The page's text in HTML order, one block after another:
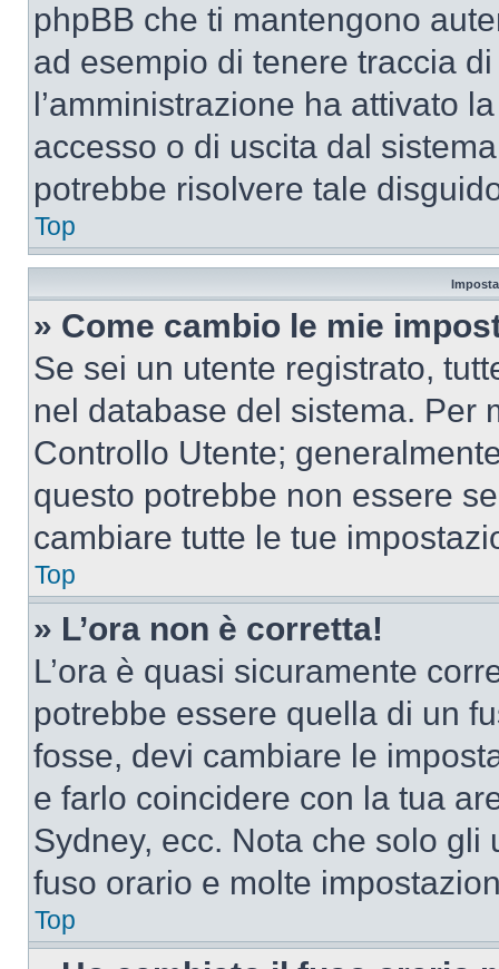
phpBB che ti mantengono
ad esempio di tenere traccia
l’amministrazione ha attivato
accesso o di uscita dal
potrebbe risolvere tale
Top
» Come cambio le mie
Se sei un utente registrato,
nel database del sistema. Per
Controllo Utente;
questo potrebbe non essere
cambiare tutte le tue
Top
» L’ora non è corretta!
L’ora è quasi sicuramente
potrebbe essere quella di un
fosse, devi cambiare le
e farlo coincidere con la tua
Sydney, ecc. Nota che solo
fuso orario e molte
Top